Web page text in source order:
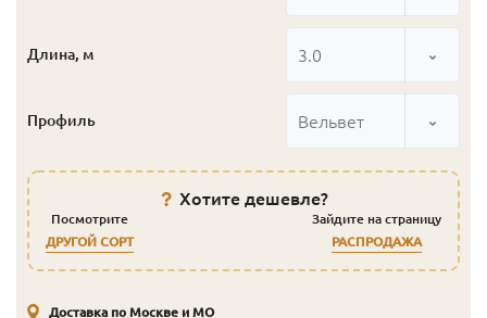
Длина, м 3.0
Профиль Вельвет
Хотите дешевле?
Посмотрите
ДРУГОЙ СОРТ
Зайдите на страницу
РАСПРОДАЖА
Доставка по Москве и МО